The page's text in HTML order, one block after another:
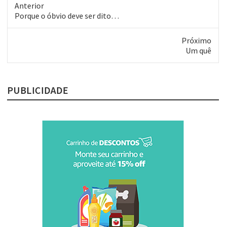
Anterior
Post
anterior:
Porque o óbvio deve ser dito…
Próximo
post:
Um quê
PUBLICIDADE